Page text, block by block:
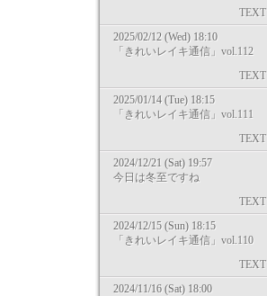
TEXT
2025/02/12 (Wed) 18:10
「きれいレイキ通信」vol.112
TEXT
2025/01/14 (Tue) 18:15
「きれいレイキ通信」vol.111
TEXT
2024/12/21 (Sat) 19:57
今日は冬至ですね
TEXT
2024/12/15 (Sun) 18:15
「きれいレイキ通信」vol.110
TEXT
2024/11/16 (Sat) 18:00